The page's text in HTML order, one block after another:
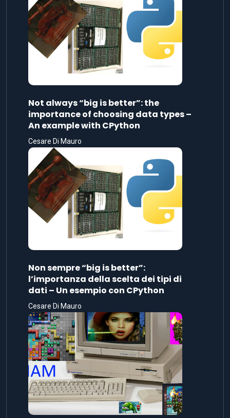
Not always “big is better”: the
importance of choosing data types –
An example with CPython
Cesare Di Mauro
Non sempre “big is better”:
l’importanza della scelta dei tipi di
dati – Un esempio con CPython
Cesare Di Mauro